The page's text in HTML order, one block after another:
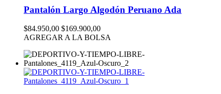
Pantalón Largo Algodón Peruano Ada
$84.950,00 $169.900,00
AGREGAR A LA BOLSA